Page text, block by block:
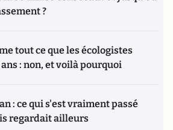
?
tout ce que les écologistes
: non, et voilà pourquoi
: ce qui s'est vraiment passé
regardait ailleurs